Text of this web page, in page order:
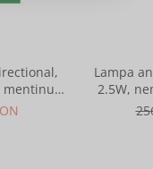
mentinut,
Intelight 90085
Lampa
2.5W,
lentile